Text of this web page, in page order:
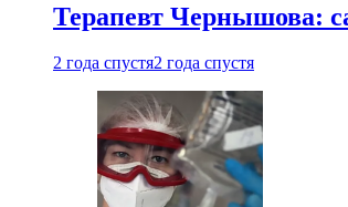
Терапевт Чернышова:
2 года спустя2 года спустя